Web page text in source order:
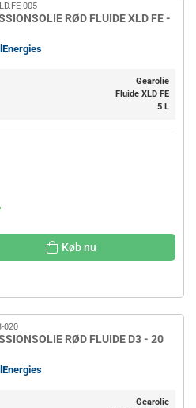
005
RØD FLUIDE XLD FE -
Gearolie
Fluide XLD FE
5 L
Køb nu
020
RØD FLUIDE D3 - 20
Gearolie